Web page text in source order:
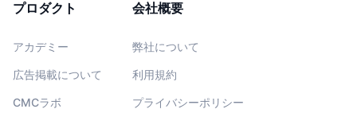
プロダクト
アカデミー
広告掲載について
CMCラボ
会社概要
弊社について
利用規約
プライバシーポリシー